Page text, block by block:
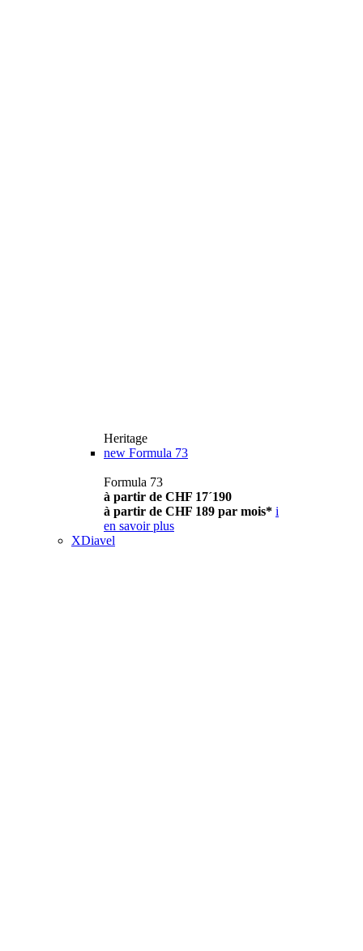
Heritage
new Formula 73
Formula 73
à partir de CHF 17´190
à partir de CHF 189 par mois* i
en savoir plus
XDiavel